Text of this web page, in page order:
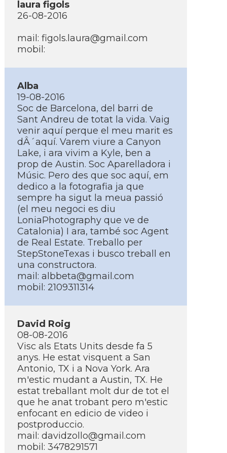
laura figols
26-08-2016
mail: figols.laura@gmail.com
mobil:
Alba
19-08-2016
Soc de Barcelona, del barri de
Sant Andreu de totat la vida. Vaig
venir aquí­ perque el meu marit es
dÂ´aquí­. Varem viure a Canyon
Lake, i ara vivim a Kyle, ben a
prop de Austin. Soc Aparelladora i
Músic. Pero des que soc aquí­, em
dedico a la fotografia ja que
sempre ha sigut la meua passió
(el meu negoci es diu
LoniaPhotography que ve de
Catalonia) I ara, també soc Agent
de Real Estate. Treballo per
StepStoneTexas i busco treball en
una constructora.
mail: albbeta@gmail.com
mobil: 2109311314
David Roig
08-08-2016
Visc als Etats Units desde fa 5
anys. He estat visquent a San
Antonio, TX i a Nova York. Ara
m'estic mudant a Austin, TX. He
estat treballant molt dur de tot el
que he anat trobant pero m'estic
enfocant en edicio de video i
postproduccio.
mail: davidzollo@gmail.com
mobil: 3478291571